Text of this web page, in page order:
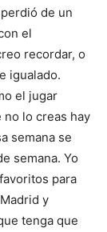
de un
el
recordar, o
igualado.
el jugar
no lo creas hay
semana se
semana. Yo
para
y
tenga que